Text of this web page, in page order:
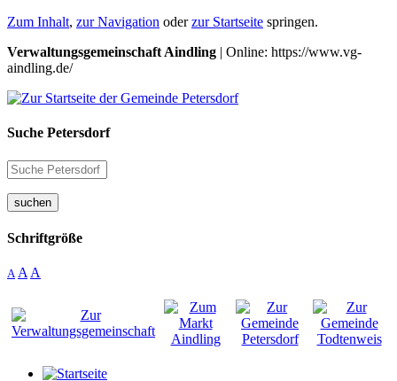
Zum Inhalt, zur Navigation oderzur Startseite springen.
Verwaltungsgemeinschaft Aindling | Online: https://www.vg-
aindling.de/
Suche Petersdorf
suchen
Schriftgröße
A A A